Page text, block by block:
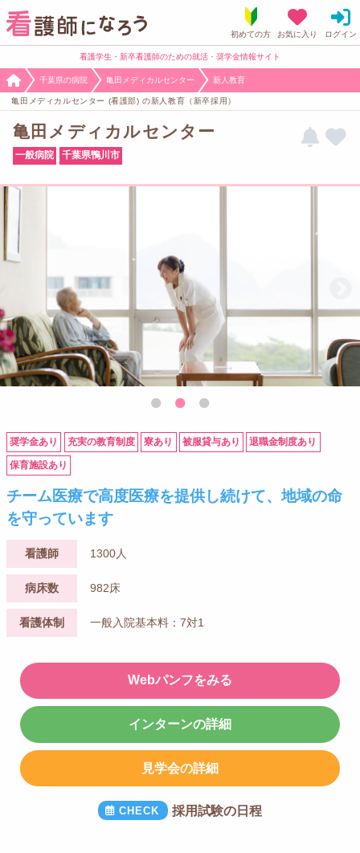
看護学生・新卒看護師のための就活・奨学金情報サイト
千葉県の病院 亀田メディカルセンター 新人教育
亀田メディカルセンター (看護部) の新人教育（新卒採用）
亀田メディカルセンター
一般病院 千葉県鴨川市
奨学金あり 充実の教育制度 寮あり 被服貸与あり 退職金制度あり
保育施設あり
チーム医療で高度医療を提供し続けて、地域の命
を守っています
看護師 1300人
病床数 982床
看護体制 一般入院基本料：7対1
Webパンフをみる
インターンの詳細
見学会の詳細
採用試験の日程